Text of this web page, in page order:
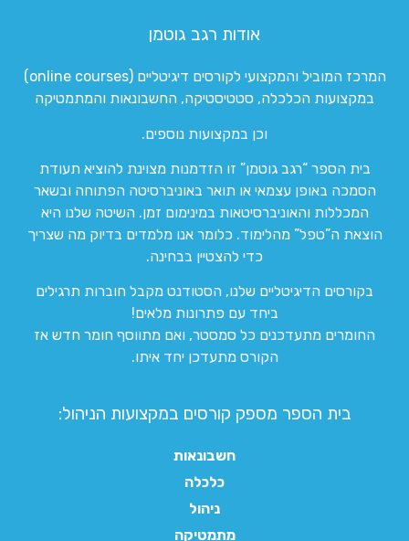
אודות רגב גוטמן
המרכז המוביל והמקצועי לקורסים דיגיטליים (online courses)
במקצועות הכלכלה, סטטיסטיקה, החשבונאות והמתמטיקה
וכן במקצועות נוספים.
בית הספר “רגב גוטמן” זו הזדמנות מצוינת להוציא תעודת
הסמכה באופן עצמאי או תואר באוניברסיטה הפתוחה ובשאר
המכללות והאוניברסיטאות במינימום זמן. השיטה שלנו היא
הוצאת ה”טפל” מהלימוד. כלומר אנו מלמדים בדיוק מה שצריך
כדי להצטיין בבחינה.
בקורסים הדיגיטליים שלנו, הסטודנט מקבל חוברות תרגילים
ביחד עם פתרונות מלאים!
החומרים מתעדכנים כל סמסטר, ואם מתווסף חומר חדש אז
הקורס מתעדכן יחד איתו.
בית הספר מספק קורסים במקצועות הניהול:
חשבונאות
כלכלה
ניהול
מתמטיקה